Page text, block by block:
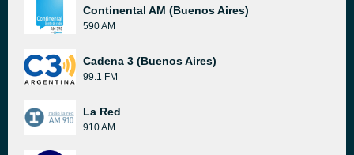
Continental AM (Buenos Aires)
590 AM
Cadena 3 (Buenos Aires)
99.1 FM
La Red
910 AM